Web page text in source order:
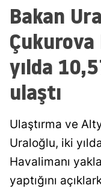
Bakan
Çukurova
yılda
ulaştı
Ulaştırma ve
Uraloğlu, iki
Havalimanı
yaptığını